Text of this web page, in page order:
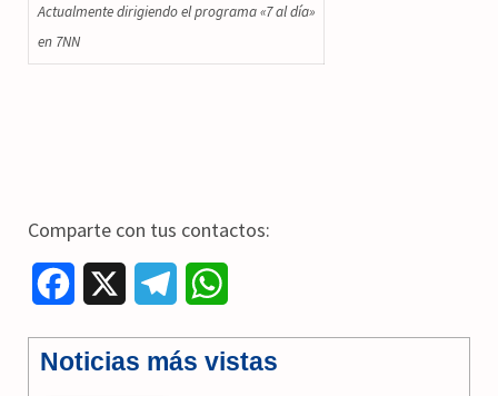
Actualmente dirigiendo el programa «7 al día»
en 7NN
Comparte con tus contactos:
c
l
a
Noticias más vistas